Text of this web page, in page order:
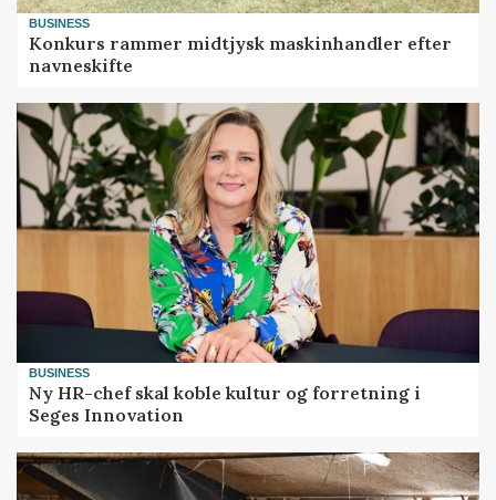
BUSINESS
Konkurs rammer midtjysk maskinhandler efter
navneskifte
BUSINESS
Ny HR-chef skal koble kultur og forretning i
Seges Innovation